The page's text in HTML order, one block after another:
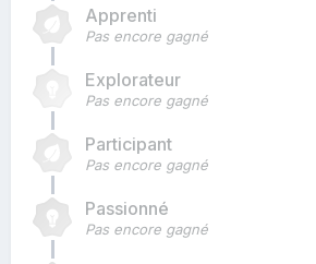
Apprenti
Pas encore gagné
Explorateur
Pas encore gagné
Participant
Pas encore gagné
Passionné
Pas encore gagné